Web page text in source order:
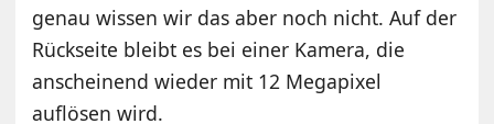
genau wissen wir das aber noch nicht. Auf der
Rückseite bleibt es bei einer Kamera, die
anscheinend wieder mit 12 Megapixel
auflösen wird.